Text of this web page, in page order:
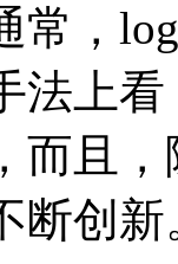
常，
法上
而且
断创新